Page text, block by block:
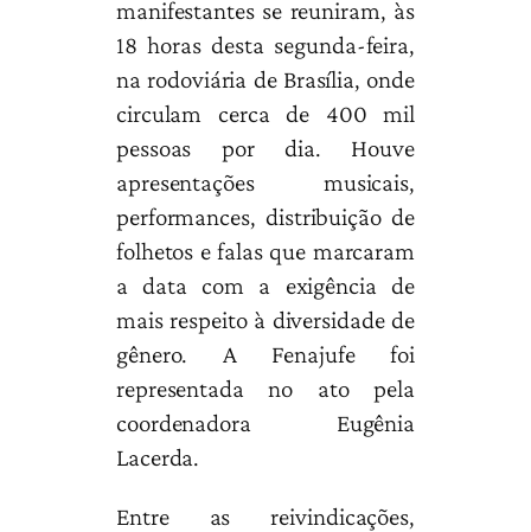
manifestantes se reuniram, às
18 horas desta segunda-feira,
na rodoviária de Brasília, onde
circulam cerca de 400 mil
pessoas por dia. Houve
apresentações musicais,
performances, distribuição de
folhetos e falas que marcaram
a data com a exigência de
mais respeito à diversidade de
gênero. A Fenajufe foi
representada no ato pela
coordenadora Eugênia
Lacerda.
Entre as reivindicações,